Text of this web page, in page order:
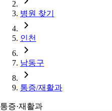
병원 찾기
인천
남동구
통증/재활과
통증·재활과